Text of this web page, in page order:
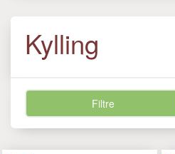
Kylling
Filtre